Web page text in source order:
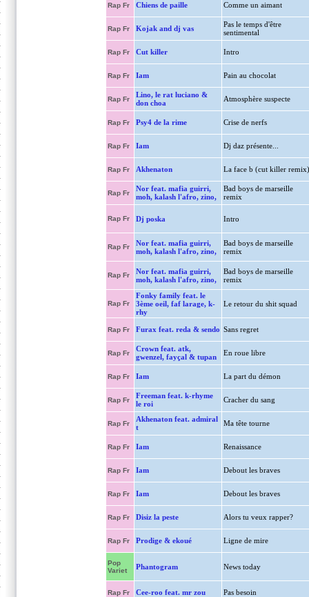
Rap Fr Chiens de paille Comme un aimant
Rap Fr Kojak and dj vas
Pas le temps d'être
sentimental
Rap Fr Cut killer Intro
Rap Fr Iam Pain au chocolat
Rap Fr
Lino, le rat luciano &
don choa
Atmosphère suspecte
Rap Fr Psy4 de la rime Crise de nerfs
Rap Fr Iam Dj daz présente...
Rap Fr Akhenaton La face b (cut killer remix)
Rap Fr
Nor feat. mafia guirri,
moh, kalash l'afro, zino,
Bad boys de marseille
remix
Rap Fr Dj poska Intro
Rap Fr
Nor feat. mafia guirri,
moh, kalash l'afro, zino,
Bad boys de marseille
remix
Rap Fr
Nor feat. mafia guirri,
moh, kalash l'afro, zino,
Bad boys de marseille
remix
Rap Fr
Fonky family feat. le
3ème oeil, faf larage, k-
rhy
Le retour du shit squad
Rap Fr Furax feat. reda & sendo Sans regret
Rap Fr
Crown feat. atk,
gwenzel, fayçal & tupan
En roue libre
Rap Fr Iam La part du démon
Rap Fr
Freeman feat. k-rhyme
le roi
Cracher du sang
Rap Fr
Akhenaton feat. admiral
t
Ma tête tourne
Rap Fr Iam Renaissance
Rap Fr Iam Debout les braves
Rap Fr Iam Debout les braves
Rap Fr Disiz la peste Alors tu veux rapper?
Rap Fr Prodige & ekoué Ligne de mire
Pop
Variet
Phantogram News today
Rap Fr Cee-roo feat. mr zou Pas besoin